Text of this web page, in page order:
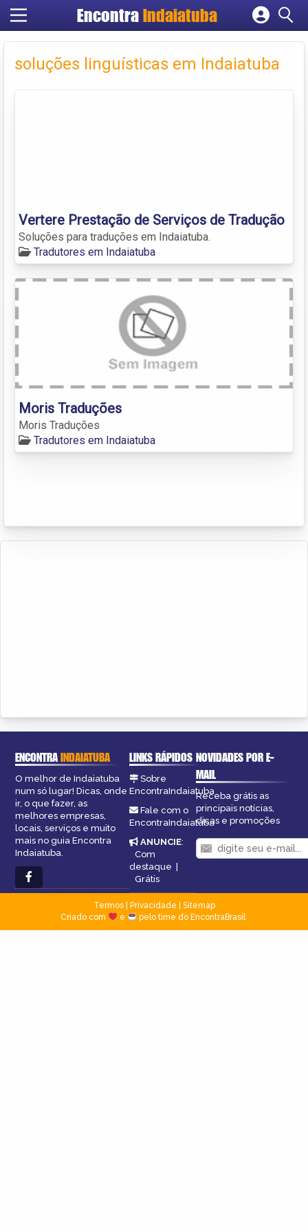
Encontra Indaiatuba
Cadastrar empresa
Criar conta
soluções linguísticas em Indaiatuba
Vertere Prestação de Serviços de Tradução
Soluções para traduções em Indaiatuba.
Tradutores em Indaiatuba
Moris Traduções
Moris Traduções
Tradutores em Indaiatuba
ENCONTRAINDAIATUBA
O melhor de Indaiatuba
num só lugar! Dicas, onde
ir, o que fazer, as
melhores empresas,
locais, serviços e muito
mais no guia Encontra
Indaiatuba.
LINKS RÁPIDOS
Sobre
EncontraIndaiatuba
Fale com o
EncontraIndaiatuba
ANUNCIE:
Com
destaque |
Grátis
NOVIDADES POR E-
MAIL
Receba grátis as
principais notícias,
dicas e promoções
Termos| Privacidade
Sitemap
Criado com
e pelo time do EncontraBrasil